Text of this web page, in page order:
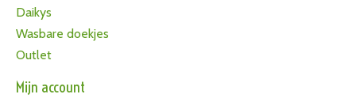
Daikys
Wasbare doekjes
Outlet
Mijn account